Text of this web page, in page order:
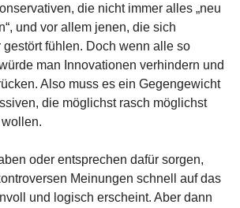
die nicht immer alles „neu
und vor allem jenen, die sich
gestört fühlen. Doch wenn alle so
man Innovationen verhindern und
Also muss es ein Gegengewicht
die möglichst rasch möglichst
oder entsprechen dafür sorgen,
Meinungen schnell auf das
und logisch erscheint. Aber dann